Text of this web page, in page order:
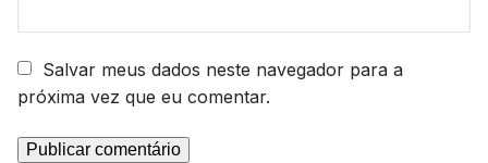
Salvar meus dados neste navegador para a
próxima vez que eu comentar.